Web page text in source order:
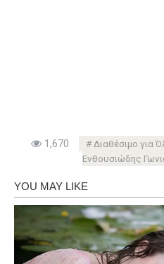
1,670 Διαθέσιμο για
Ενθουσιώδης